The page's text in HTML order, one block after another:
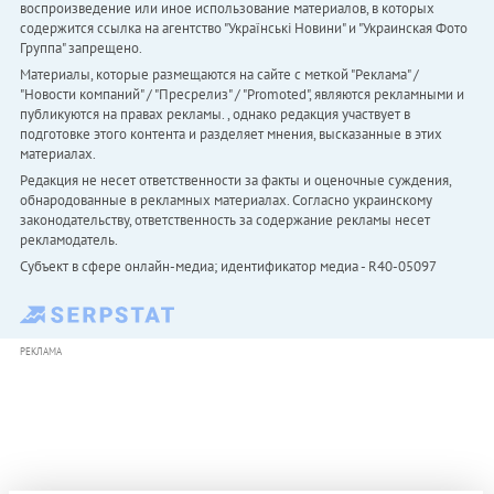
воспроизведение или иное использование материалов, в которых
содержится ссылка на агентство "Українськi Новини" и "Украинская Фото
Группа" запрещено.
Материалы, которые размещаются на сайте с меткой "Реклама" /
"Новости компаний" / "Пресрелиз" / "Promoted", являются рекламными и
публикуются на правах рекламы. , однако редакция участвует в
подготовке этого контента и разделяет мнения, высказанные в этих
материалах.
Редакция не несет ответственности за факты и оценочные суждения,
обнародованные в рекламных материалах. Согласно украинскому
законодательству, ответственность за содержание рекламы несет
рекламодатель.
Субъект в сфере онлайн-медиа; идентификатор медиа - R40-05097
РЕКЛАМА